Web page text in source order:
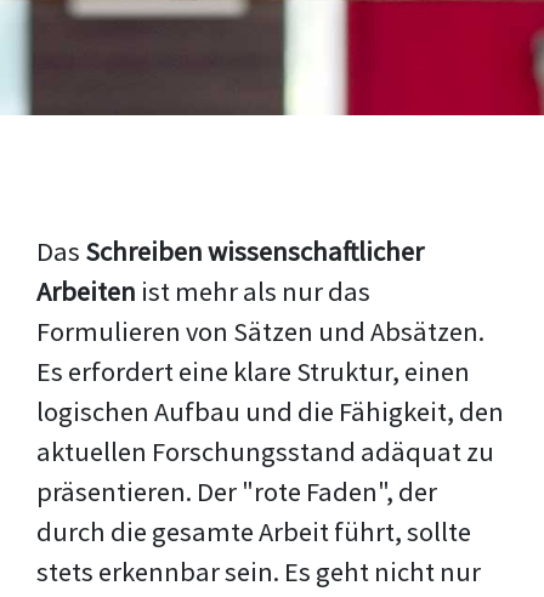
Das Schreiben wissenschaftlicher
Arbeiten ist mehr als nur das
Formulieren von Sätzen und Absätzen.
Es erfordert eine klare Struktur, einen
logischen Aufbau und die Fähigkeit, den
aktuellen Forschungsstand adäquat zu
präsentieren. Der "rote Faden", der
durch die gesamte Arbeit führt, sollte
stets erkennbar sein. Es geht nicht nur